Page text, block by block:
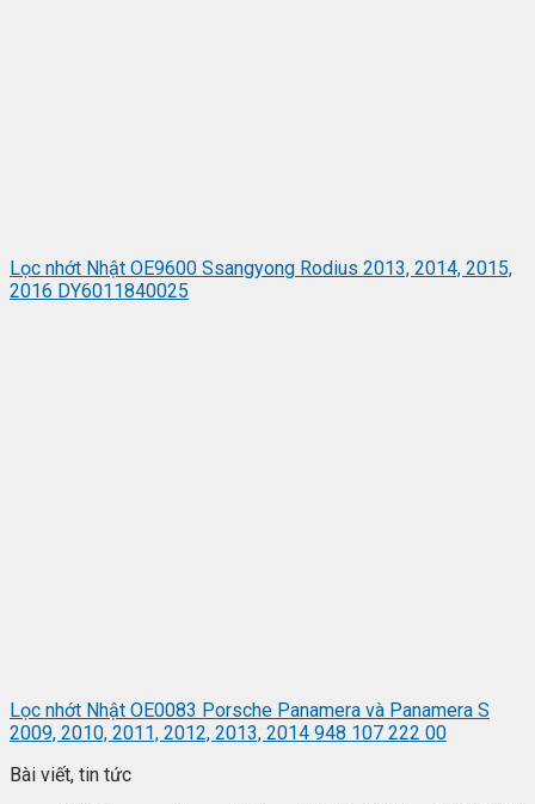
Lọc nhớt Nhật OE9600 Ssangyong Rodius 2013, 2014, 2015,
2016 DY6011840025
Lọc nhớt Nhật OE0083 Porsche Panamera và Panamera S
2009, 2010, 2011, 2012, 2013, 2014 948 107 222 00
Bài viết, tin tức